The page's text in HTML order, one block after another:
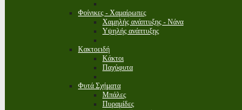
Φοίνικες - Χαμαίρωπες
Χαμηλής ανάπτυξης - Νάνα
Υψηλής ανάπτυξης
Κακτοειδή
Κάκτοι
Παχύφυτα
Φυτά Σχήματα
Μπάλες
Πυραμίδες